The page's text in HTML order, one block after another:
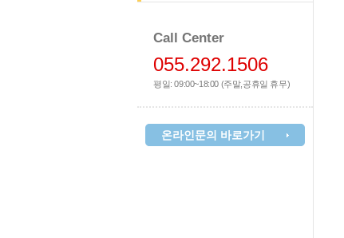
Call Center
055.292.1506
평일: 09:00~18:00 (주말,공휴일 휴무)
온라인문의 바로가기